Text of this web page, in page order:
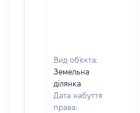
Вид об'єкта:
Земельна
ділянка
Дата набуття
права: